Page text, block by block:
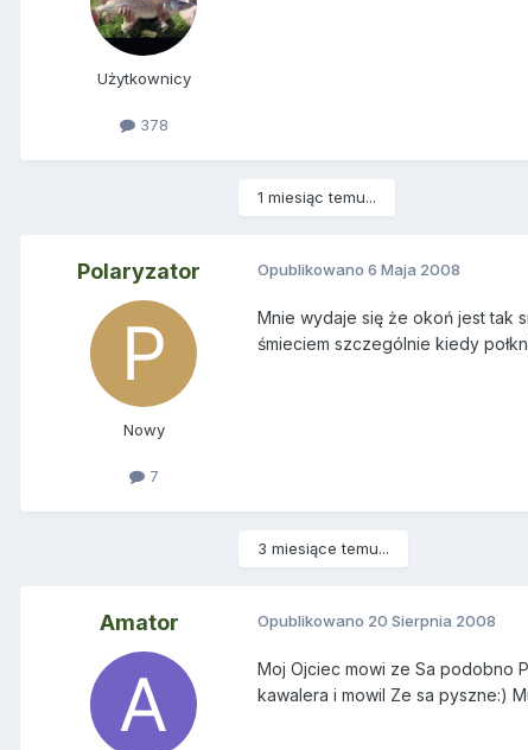
Użytkownicy
378
1 miesiąc temu...
Polaryzator
Nowy
7
Opublikowano 6 Maja 2008
Mnie wydaje się że okoń jest tak
śmieciem szczególnie kiedy
3 miesiące temu...
Amator Opublikowano 20 Sierpnia 2008
Moj Ojciec mowi ze Sa podobno
kawalera i mowil Ze sa pyszne:)